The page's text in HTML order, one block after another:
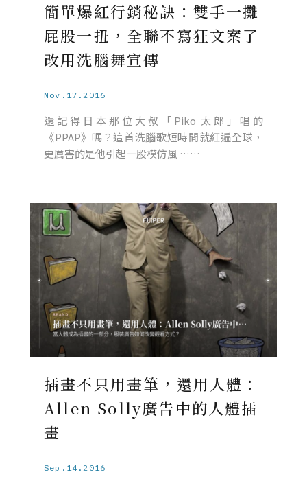
簡單爆紅行銷秘訣：雙手一攤
屁股一扭，全聯不寫狂文案了
改用洗腦舞宣傳
Nov.17.2016
還記得日本那位大叔「Piko 太郎」唱的
《PPAP》嗎？這首洗腦歌短時間就紅遍全球，
更厲害的是他引起一股模仿風 ……
插畫不只用畫筆，還用人體：
Allen Solly廣告中的人體插
畫
Sep.14.2016